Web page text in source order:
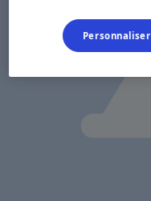
Personnaliser